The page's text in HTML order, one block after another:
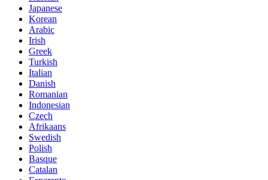
Japanese
Korean
Arabic
Irish
Greek
Turkish
Italian
Danish
Romanian
Indonesian
Czech
Afrikaans
Swedish
Polish
Basque
Catalan